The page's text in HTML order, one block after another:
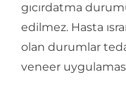
gıcırdatma
edilmez. Hasta
olan durumlar
veneer